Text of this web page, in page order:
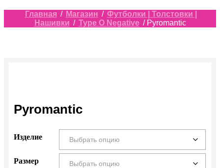
Главная / Магазин / Футболки | Толстовки |
Нашивки / Type O Negative / Pyromantic
Pyromantic
Изделие
Размер